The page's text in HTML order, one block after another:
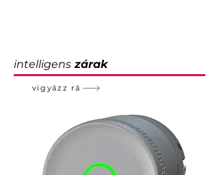
intelligens zárak
vigyázz rá